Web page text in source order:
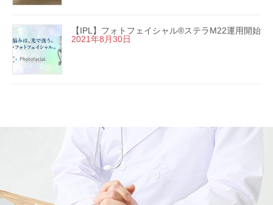
【IPL】フォトフェイシャル®ステラM22運用開始
2021年8月30日